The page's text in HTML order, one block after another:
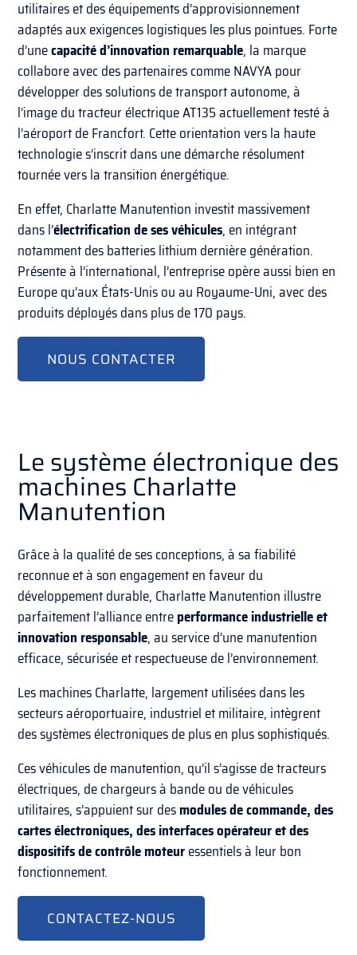
utilitaires et des équipements d’approvisionnement
adaptés aux exigences logistiques les plus pointues. Forte
d’unecapacité d’innovation remarquable, la marque
collabore avec des partenaires comme NAVYA pour
développer des solutions de transport autonome, à
l’image du tracteur électrique AT135 actuellement testé à
l’aéroport de Francfort. Cette orientation vers la haute
technologie s’inscrit dans une démarche résolument
tournée vers la transition énergétique.
En effet, Charlatte Manutention investit massivement
dans l’électrification de ses véhicules, en intégrant
notamment des batteries lithium dernière génération.
Présente à l’international, l’entreprise opère aussi bien en
Europe qu’aux États-Unis ou au Royaume-Uni, avec des
produits déployés dans plus de 170 pays.
NOUS CONTACTER
Le système électronique des
machines Charlatte
Manutention
Grâce à la qualité de ses conceptions, à sa fiabilité
reconnue et à son engagement en faveur du
développement durable, Charlatte Manutention illustre
parfaitement l’alliance entreperformance industrielle et
innovation responsable, au service d’une manutention
efficace, sécurisée et respectueuse de l’environnement.
Les machines Charlatte, largement utilisées dans les
secteurs aéroportuaire, industriel et militaire, intègrent
des systèmes électroniques de plus en plus sophistiqués.
Ces véhicules de manutention, qu’il s’agisse de tracteurs
électriques, de chargeurs à bande ou de véhicules
utilitaires, s’appuient sur desmodules de commande, des
cartes électroniques, des interfaces opérateur et des
dispositifs de contrôle moteuressentiels à leur bon
fonctionnement.
CONTACTEZ-NOUS